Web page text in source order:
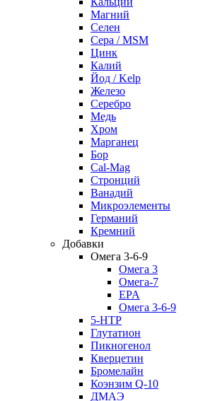
Магний
Селен
Сера / MSM
Цинк
Калий
Йод / Kelp
Железо
Серебро
Медь
Хром
Марганец
Бор
Cal-Mag
Стронций
Ванадий
Микроэлементы
Германий
Кремний
Добавки
Омега 3-6-9
Омега 3
Омега-7
EPA
Омега 3-6-9
5-HTP
Глутатион
Пикногенол
Кверцетин
Бромелайн
Коэнзим Q-10
ДМАЭ